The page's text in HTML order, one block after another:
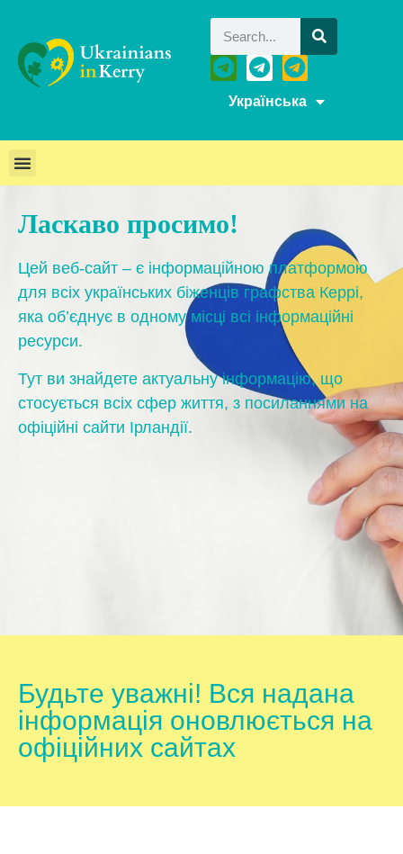
Українська
Ласкаво просимо!
Цей веб-сайт – є інформаційною платформою
для всіх українських біженців графства Керрі,
яка об’єднує в одному місці всі інформаційні
ресурси.
Тут ви знайдете актуальну інформацію, що
стосується всіх сфер життя, з посиланнями на
офіційні сайти Ірландії.
Будьте уважні! Вся надана
інформація оновлюється на
офіційних сайтах